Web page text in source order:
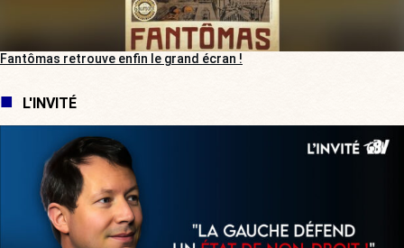
Fantômas retrouve enfin le grand écran !
L'INVITÉ